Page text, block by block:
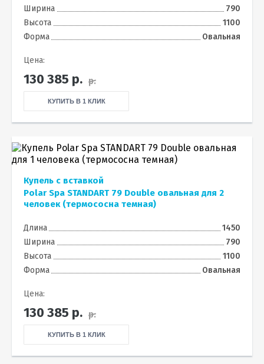
Ширина
790
Высота
1100
Форма
Овальная
Цена:
130 385 р. р.
КУПИТЬ В 1 КЛИК
Купель с вставкой
Polar Spa STANDART 79 Double овальная для 2
человек (термососна темная)
Длина
1450
Ширина
790
Высота
1100
Форма
Овальная
Цена:
130 385 р. р.
КУПИТЬ В 1 КЛИК